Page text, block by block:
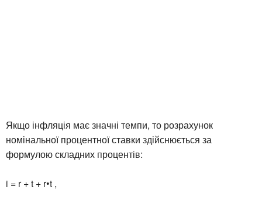
Якщо інфляція має значні темпи, то розрахунок
номінальної процентної ставки здійснюється за
формулою складних процентів:
i = r + t + r•t ,